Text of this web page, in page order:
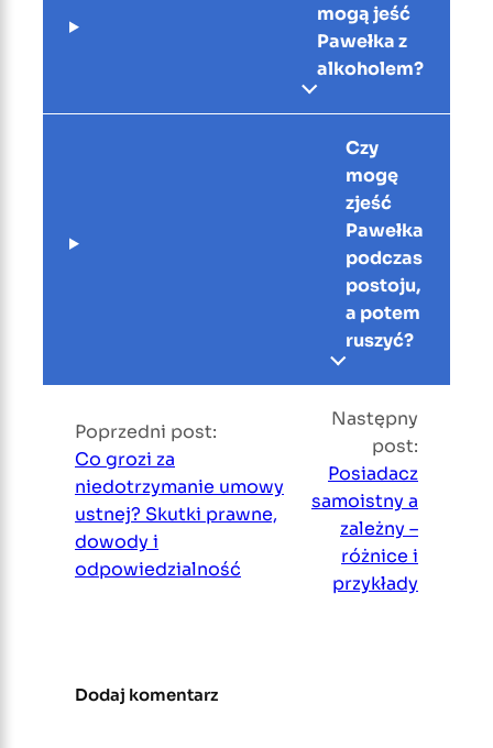
mogą jeść
Pawełka z
alkoholem?
Czy
mogę
zjeść
Pawełka
podczas
postoju,
a potem
ruszyć?
Poprzedni post:
Co grozi za
niedotrzymanie umowy
ustnej? Skutki prawne,
dowody i
odpowiedzialność
Następny
post:
Posiadacz
samoistny a
zależny –
różnice i
przykłady
Dodaj komentarz